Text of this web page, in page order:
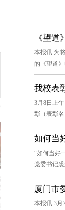
《望
本报讯 为
的《望道
我校表
3月8日上
彰（表彰
如何当
“如何当好
党委书记
厦门市
本报讯 3月